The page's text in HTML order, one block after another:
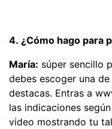
4. ¿Cómo hago para
María: súper sencillo
debes escoger una
destacas. Entras a
las indicaciones
video mostrando tu